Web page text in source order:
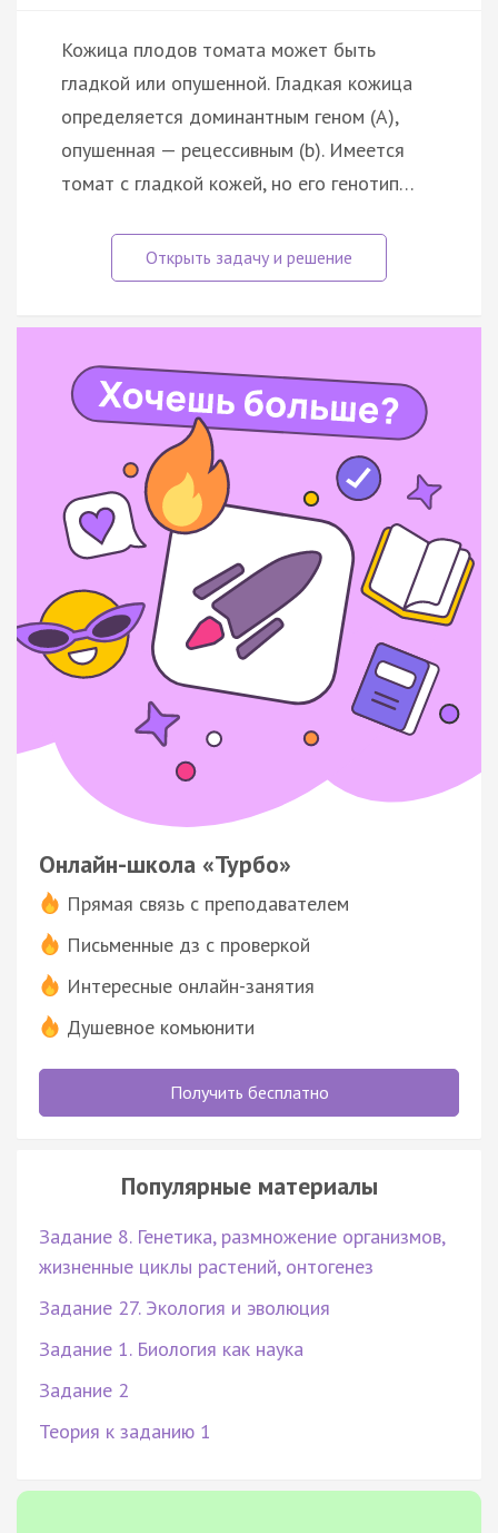
Кожица плодов томата может быть
гладкой или опушенной. Гладкая кожица
определяется доминантным геном (А),
опушенная — рецессивным (b). Имеется
томат с гладкой кожей, но его генотип…
Онлайн-школа «Турбо»
Прямая связь с преподавателем
Письменные дз с проверкой
Интересные онлайн-занятия
Душевное комьюнити
Получить бесплатно
Популярные материалы
Задание 8. Генетика, размножение организмов,
жизненные циклы растений, онтогенез
Задание 27. Экология и эволюция
Задание 1. Биология как наука
Задание 2
Теория к заданию 1